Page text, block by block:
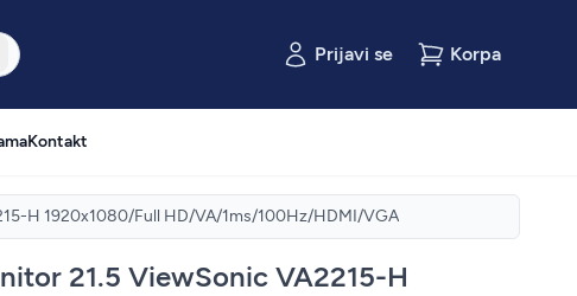
Prijavi se Korpa
Kontakt
H 1920x1080/Full HD/VA/1ms/100Hz/HDMI/VGA
21.5 ViewSonic VA2215-H